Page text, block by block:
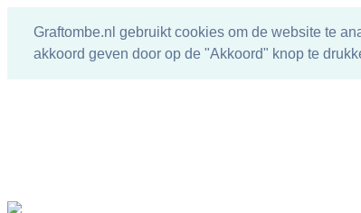
Graftombe.nl gebruikt cookies om de website te
akkoord geven door op de "Akkoord" knop te